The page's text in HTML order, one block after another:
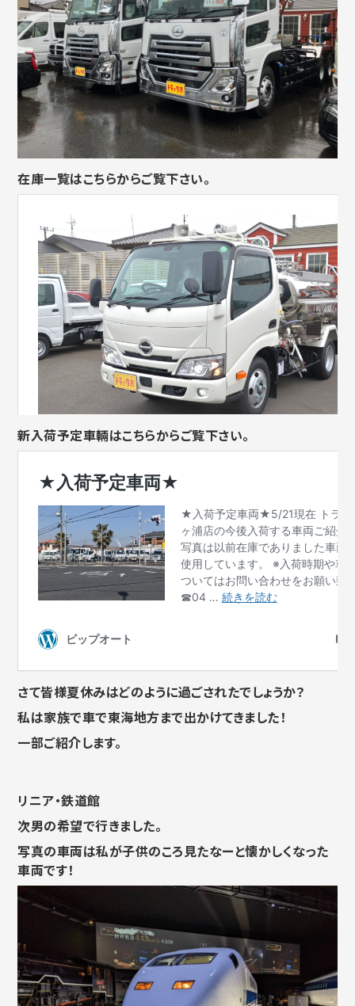
在庫一覧はこちらからご覧下さい。
新入荷予定車輛はこちらからご覧下さい。
さて皆様夏休みはどのように過ごされたでしょうか？
私は家族で車で東海地方まで出かけてきました！
一部ご紹介します。
リニア・鉄道館
次男の希望で行きました。
写真の車両は私が子供のころ見たなーと懐かしくなった
車両です！